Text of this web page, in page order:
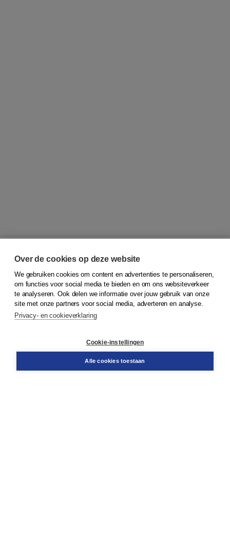
© 2026Koninklijke Boom uitgevers
Klantenservice
Service & informatie
Contact
Over de cookies op deze website
We gebruiken cookies om content en advertenties te personaliseren,
om functies voor social media te bieden en om ons websiteverkeer
te analyseren. Ook delen we informatie over jouw gebruik van onze
site met onze partners voor social media, adverteren en analyse.
Privacy- en cookieverklaring
Cookie-instellingen
Alle cookies toestaan